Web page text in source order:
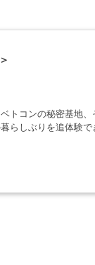
トコンの秘密基地
らしぶりを追体験